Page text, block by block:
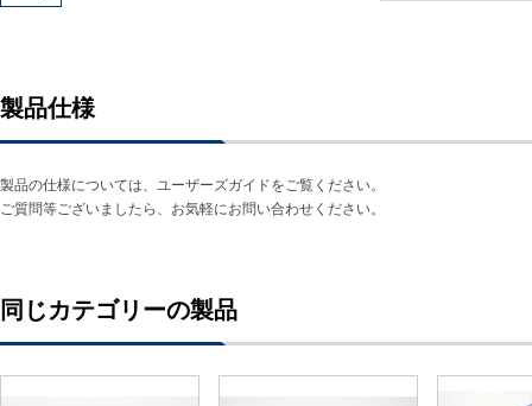
製品仕様
製品の仕様については、ユーザーズガイドをご覧ください。
ご質問等ございましたら、お気軽にお問い合わせください。
同じカテゴリーの製品